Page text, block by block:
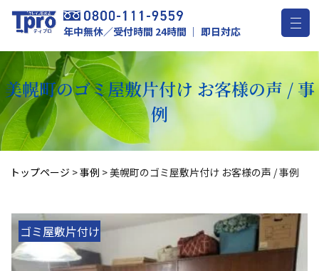
年中無休／受付時間 24時間 ｜ 即日対応
美幌町のゴミ屋敷片付け お客様の声 / 事
例
トップページ >事例 >美幌町のゴミ屋敷片付け お客様の声 / 事例
ゴミ屋敷片付け